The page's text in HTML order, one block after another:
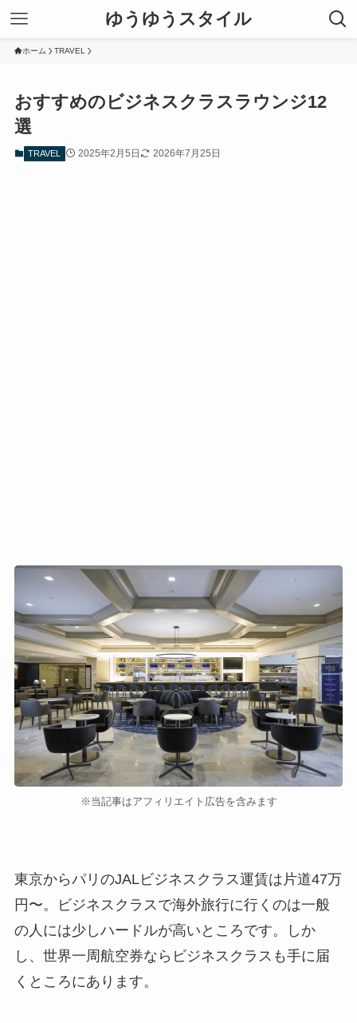
ゆうゆうスタイル
ホーム TRAVEL
おすすめのビジネスクラスラウンジ12
選
TRAVEL 2025年2月5日 2026年7月25日
※当記事はアフィリエイト広告を含みます
東京からパリのJALビジネスクラス運賃は片道47万
円〜。ビジネスクラスで海外旅行に行くのは一般
の人には少しハードルが高いところです。しか
し、世界一周航空券ならビジネスクラスも手に届
くところにあります。